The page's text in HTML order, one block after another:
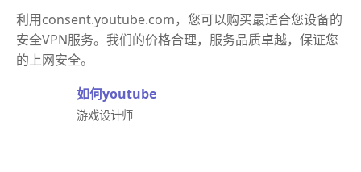
利用consent.youtube.com，您可以购买最适合您设备的
安全VPN服务。我们的价格合理，服务品质卓越，保证您
的上网安全。
如何youtube
游戏设计师